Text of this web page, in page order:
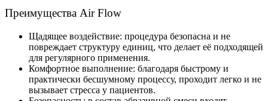
Преимущества Air Flow
Щадящее воздействие: процедура безопасна и не
повреждает структуру единиц, что делает её подходящей
для регулярного применения.
Комфортное выполнение: благодаря быстрому и
практически бесшумному процессу, проходит легко и не
вызывает стресса у пациентов.